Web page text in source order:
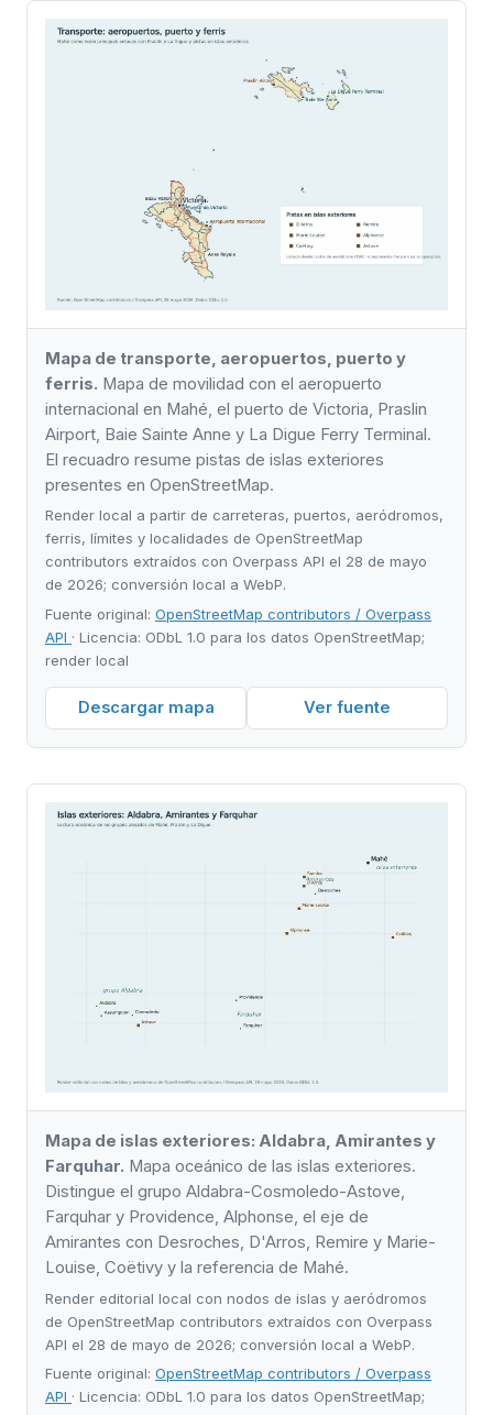
Mapa de transporte, aeropuertos, puerto y
ferris. Mapa de movilidad con el aeropuerto
internacional en Mahé, el puerto de Victoria, Praslin
Airport, Baie Sainte Anne y La Digue Ferry Terminal.
El recuadro resume pistas de islas exteriores
presentes en OpenStreetMap.
Render local a partir de carreteras, puertos, aeródromos,
ferris, límites y localidades de OpenStreetMap
contributors extraídos con Overpass API el 28 de mayo
de 2026; conversión local a WebP.
Fuente original: OpenStreetMap contributors / Overpass
API · Licencia: ODbL 1.0 para los datos OpenStreetMap;
render local
Descargar mapa Ver fuente
Mapa de islas exteriores: Aldabra, Amirantes y
Farquhar. Mapa oceánico de las islas exteriores.
Distingue el grupo Aldabra-Cosmoledo-Astove,
Farquhar y Providence, Alphonse, el eje de
Amirantes con Desroches, D'Arros, Remire y Marie-
Louise, Coëtivy y la referencia de Mahé.
Render editorial local con nodos de islas y aeródromos
de OpenStreetMap contributors extraídos con Overpass
API el 28 de mayo de 2026; conversión local a WebP.
Fuente original: OpenStreetMap contributors / Overpass
API · Licencia: ODbL 1.0 para los datos OpenStreetMap;